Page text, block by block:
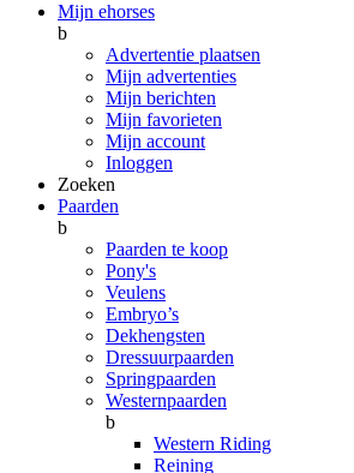
Mijn ehorses
b
Advertentie plaatsen
Mijn advertenties
Mijn berichten
Mijn favorieten
Mijn account
Inloggen
Zoeken
Paarden
b
Paarden te koop
Pony's
Veulens
Embryo’s
Dekhengsten
Dressuurpaarden
Springpaarden
Westernpaarden
b
Western Riding
Reining